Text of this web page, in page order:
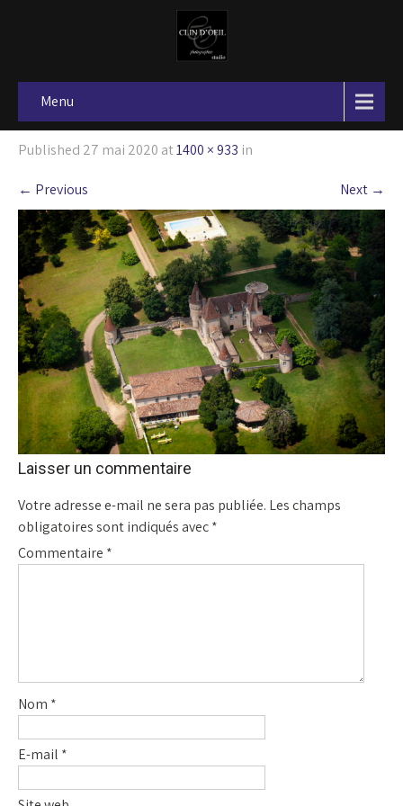
Menu
Published 27 mai 2020 at1400 × 933 in
← Previous Next →
Laisser un commentaire
Votre adresse e-mail ne sera pas publiée. Les champs
obligatoires sont indiqués avec*
Commentaire *
Nom *
E-mail *